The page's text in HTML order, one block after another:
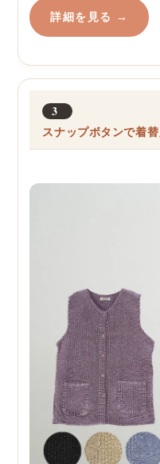
詳細を見る →
3
スナップボタンで着